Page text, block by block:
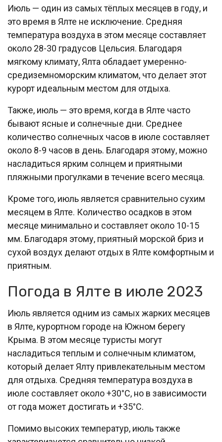
Июль — один из самых тёплых месяцев в году, и
это время в Ялте не исключение. Средняя
температура воздуха в этом месяце составляет
около 28-30 градусов Цельсия. Благодаря
мягкому климату, Ялта обладает умеренно-
средиземноморским климатом, что делает этот
курорт идеальным местом для отдыха.
Также, июль — это время, когда в Ялте часто
бывают ясные и солнечные дни. Среднее
количество солнечных часов в июле составляет
около 8-9 часов в день. Благодаря этому, можно
насладиться ярким солнцем и приятными
пляжными прогулками в течение всего месяца.
Кроме того, июль является сравнительно сухим
месяцем в Ялте. Количество осадков в этом
месяце минимально и составляет около 10-15
мм. Благодаря этому, приятный морской бриз и
сухой воздух делают отдых в Ялте комфортным и
приятным.
Погода в Ялте в июле 2023
Июль является одним из самых жарких месяцев
в Ялте, курортном городе на Южном берегу
Крыма. В этом месяце туристы могут
насладиться теплым и солнечным климатом,
который делает Ялту привлекательным местом
для отдыха. Средняя температура воздуха в
июле составляет около +30°C, но в зависимости
от года может достигать и +35°C.
Помимо высоких температур, июль также